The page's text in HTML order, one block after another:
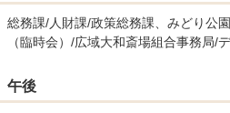
総務課/人財課/政策総務課、みどり公
（臨時会）/広域大和斎場組合事務局/
午後